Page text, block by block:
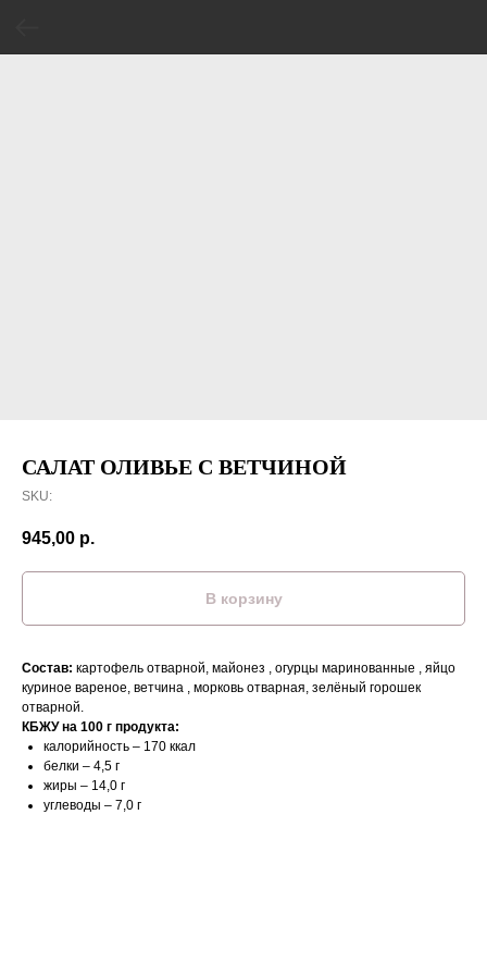
САЛАТ ОЛИВЬЕ С ВЕТЧИНОЙ
SKU:
945,00 р.
В корзину
Состав: картофель отварной, майонез , огурцы маринованные , яйцо
куриное вареное, ветчина , морковь отварная, зелёный горошек
отварной.
КБЖУ на 100 г продукта:
калорийность – 170 ккал
белки – 4,5 г
жиры – 14,0 г
углеводы – 7,0 г